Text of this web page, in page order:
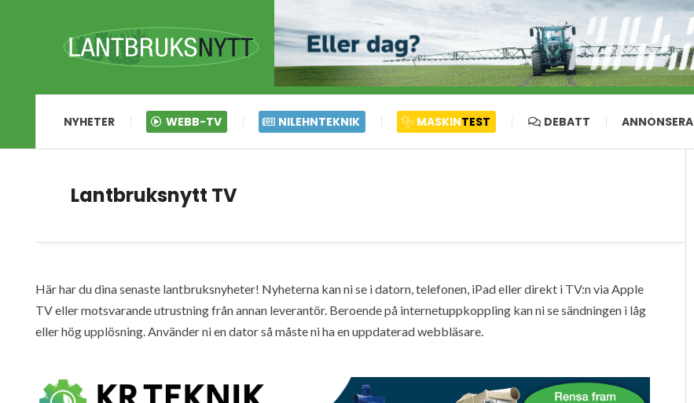
NYHETER WEBB-TV NILEHNTEKNIK MASKINTEST DEBATT ANNONSERA
Lantbruksnytt TV
Här har du dina senaste lantbruksnyheter! Nyheterna kan ni se i datorn, telefonen, iPad eller direkt i TV:n via Apple
TV eller motsvarande utrustning från annan leverantör. Beroende på internetuppkoppling kan ni se sändningen i låg
eller hög upplösning. Använder ni en dator så måste ni ha en uppdaterad webbläsare.